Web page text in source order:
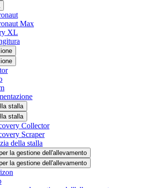
Max
XL
stalla
stalla
Collector
Scraper
della stalla
la gestione dell'allevamento
la gestione dell'allevamento